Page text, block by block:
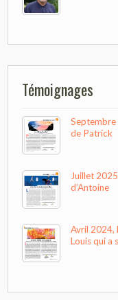
Témoignages
Septembre
de Patrick
Juillet
d’Antoine
Avril 2024,
Louis qui a